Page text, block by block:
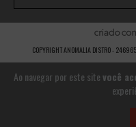
Ao navegar por este sitevocê
COPYRIGHT ANOMALIA DISTRO -